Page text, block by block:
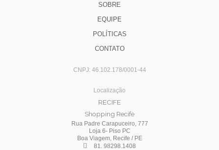
SOBRE
EQUIPE
POLÍTICAS
CONTATO
CNPJ: 46.102.178/0001-44
Localização
RECIFE
Shopping Recife
Rua Padre Carapuceiro, 777
Loja 6- Piso PC
Boa Viagem, Recife / PE
81. 98298.1408